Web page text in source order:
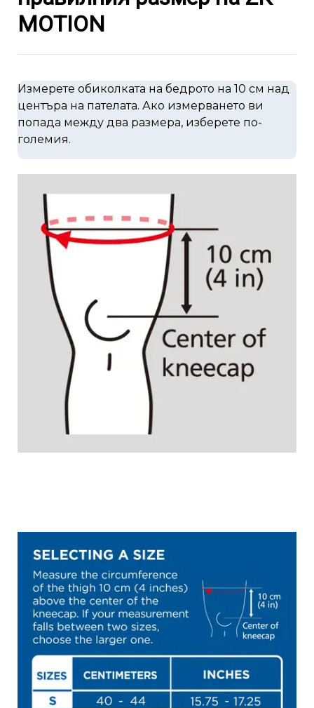
MOTION
Измерете обиколката на бедрото на 10 см над
центъра на пателата. Ако измерването ви
попада между два размера, изберете по-
големия.